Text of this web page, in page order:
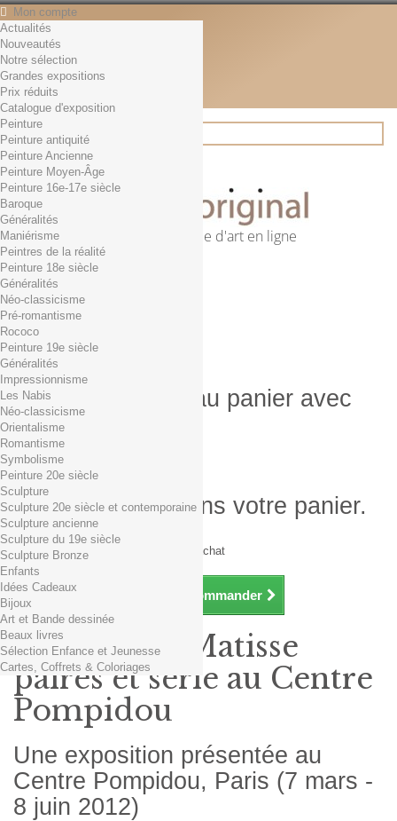
Mon compte
Contact
Français
English
Français
Actualités
Rechercher
Première librairie d'art en ligne
Panier (vide)
Aucun produit
0,01€ dès 29€ d'achat
0,00 € Total
Commander
Produit ajouté au panier avec
succès
Quantité
Total
Il y a 1 produit dans votre panier.
Total produits TTC
Frais de port TTC
0,01€ dès 29€ d'achat
Total TTC
Continuer mes achats Commander
Actualités
Nouveautés
Notre sélection
Grandes expositions
Prix réduits
Catalogue d'exposition
Peinture
Peinture antiquité
Peinture Ancienne
Peinture Moyen-Âge
Peinture 16e-17e siècle
Baroque
Généralités
Maniérisme
Peintres de la réalité
Peinture 18e siècle
Généralités
Néo-classicisme
Pré-romantisme
Rococo
Peinture 19e siècle
Généralités
Impressionnisme
Les Nabis
Néo-classicisme
Orientalisme
Romantisme
Symbolisme
Peinture 20e siècle
Sculpture
Sculpture 20e siècle et contemporaine
Sculpture ancienne
Sculpture du 19e siècle
Sculpture Bronze
Enfants
Idées Cadeaux
Bijoux
Art et Bande dessinée
Beaux livres
Sélection Enfance et Jeunesse
Cartes, Coffrets & Coloriages
Exposition Matisse
paires et série au Centre
Pompidou
Une exposition présentée au
Centre Pompidou, Paris (7 mars -
8 juin 2012)